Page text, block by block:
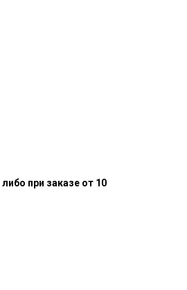
при заказе от 10